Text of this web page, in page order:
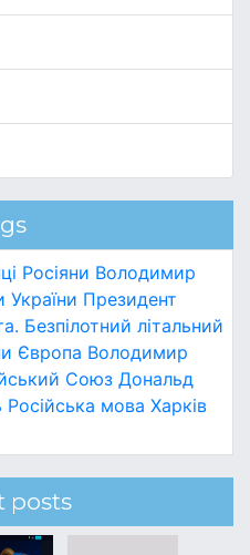
Росіяни Володимир
України Президент
Безпілотний літальний
Європа Володимир
Союз Дональд
Російська мова Харків
posts